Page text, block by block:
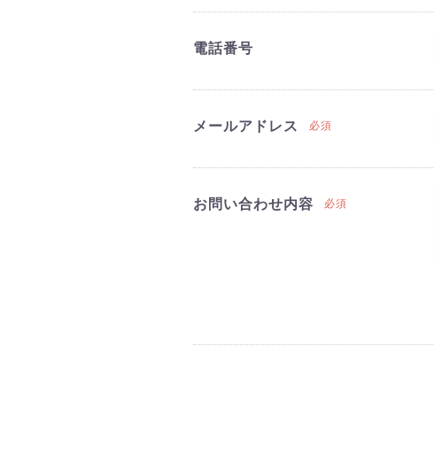
電話番号
メールアドレス 必須
お問い合わせ内容 必須